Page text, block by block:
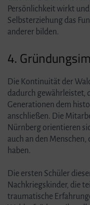
Persönlichkeit wirkt
Selbsterziehung das
anderer bilden.
4.
Die Kontinuität der
dadurch gewährleistet,
Generationen dem
anschließen. Die
Nürnberg orientieren
auch an den
haben.
Die ersten Schüler
Nachkriegskinder, die
traumatische